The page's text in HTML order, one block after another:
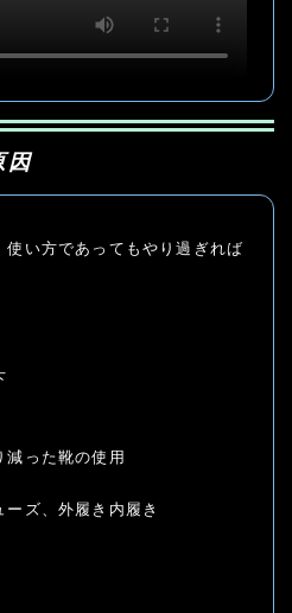
因
使い方であってもやり過ぎれば
減った靴の使用
ズ、外履き内履き